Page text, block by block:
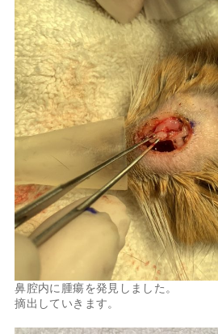
鼻腔内に腫瘍を発見しました。
摘出していきます。